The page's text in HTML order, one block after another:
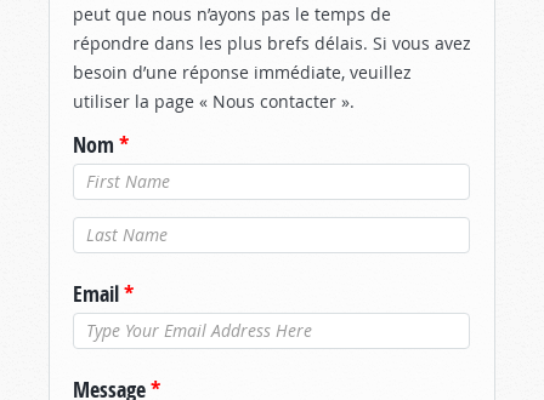
peut que nous n’ayons pas le temps de
répondre dans les plus brefs délais. Si vous avez
besoin d’une réponse immédiate, veuillez
utiliser la page « Nous contacter ».
Nom *
Nom de
famille*
Email*
Message*